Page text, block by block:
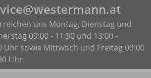
uns Montag, Dienstag und
09:00 - 11:30 und 13:00 -
Uhr sowie Mittwoch und Freitag 09:00
Uhr.